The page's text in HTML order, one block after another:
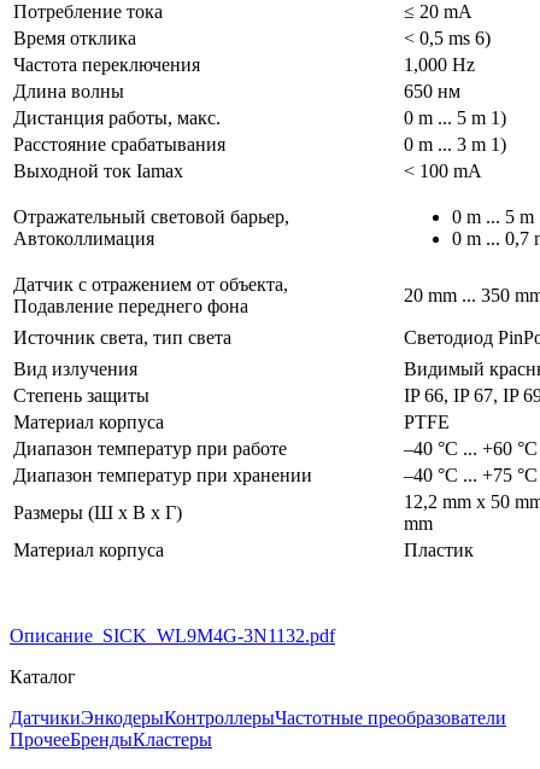
Потребление тока
≤ 20 mA
Время отклика
< 0,5 ms 6)
Частота переключения
1,000 Hz
Длина волны
650 нм
Дистанция работы, макс.
0 m ... 5 m 1)
Расстояние срабатывания
0 m ... 3 m 1)
Выходной ток Iamax
< 100 mA
Отражательный световой барьер,
Автоколлимация
0 m ... 5 m
0 m ... 0,7
Датчик с отражением от объекта,
Подавление переднего фона
20 mm ... 350
Источник света, тип света
Светодиод
Вид излучения
Видимый
Степень защиты
IP 66, IP 67, IP
Материал корпуса
PTFE
Диапазон температур при работе
–40 °C ... +60 °C
Диапазон температур при хранении
–40 °C ... +75 °C
Размеры (Ш x В x Г)
12,2 mm x 50
mm
Материал корпуса
Пластик
Описание_SICK_WL9M4G-3N1132.pdf
Каталог
ДатчикиЭнкодерыКонтроллерыЧастотные преобразователи
ПрочееБрендыКластеры